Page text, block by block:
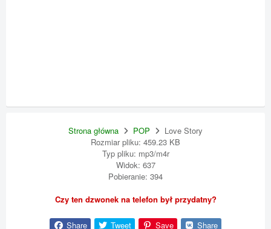
Strona główna POP
Love Story
Rozmiar pliku: 459.23 KB
Typ pliku: mp3/m4r
Widok: 637
Pobieranie: 394
Czy ten dzwonek na telefon był przydatny?
Share Tweet Save Share